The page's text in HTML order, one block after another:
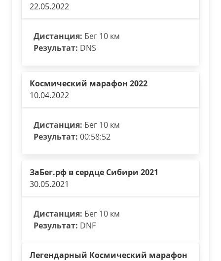
22.05.2022
Дистанция: Бег 10 км
Результат: DNS
Космический марафон 2022
10.04.2022
Дистанция: Бег 10 км
Результат: 00:58:52
ЗаБег.рф в сердце Сибири 2021
30.05.2021
Дистанция: Бег 10 км
Результат: DNF
Легендарный Космический марафон